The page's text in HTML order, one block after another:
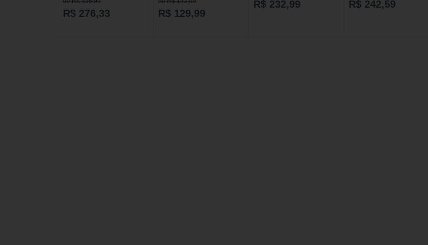
R$ 276,33 R$ 129,99
90CP REV MARJAN
R$ 232,99
90CP REV MARJAN
R$ 242,59